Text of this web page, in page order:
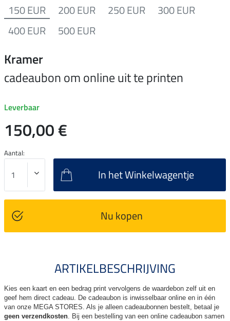
150 EUR
200 EUR 250 EUR
300 EUR
400 EUR
500 EUR
Kramer
cadeaubon om online uit te printen
Leverbaar
150,00 €
Aantal:
In het Winkelwagentje
Nu kopen
ARTIKELBESCHRIJVING
Kies een kaart en een bedrag print vervolgens de waardebon zelf uit en
geef hem direct cadeau. De cadeaubon is inwisselbaar online en in één
van onze MEGA STORES. Als je alleen cadeaubonnen bestelt, betaal je
geen verzendkosten. Bij een bestelling van een online cadeaubon samen